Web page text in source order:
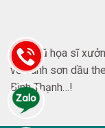
Đội ngũ họa sĩ
vẽ tranh sơn dầu
Bình Thạnh…!